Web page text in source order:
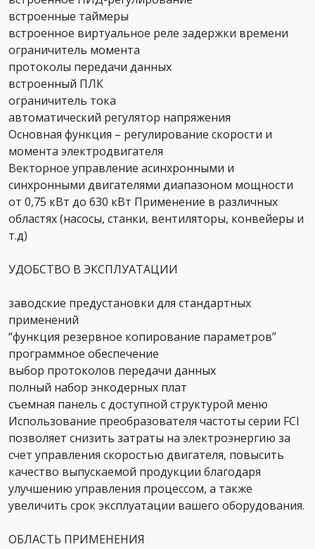
встроенные таймеры
встроенное виртуальное реле задержки времени
ограничитель момента
протоколы передачи данных
встроенный ПЛК
ограничитель тока
автоматический регулятор напряжения
Основная функция – регулирование скорости и
момента электродвигателя
Векторное управление асинхронными и
синхронными двигателями диапазоном мощности
от 0,75 кВт до 630 кВт Применение в различных
областях (насосы, станки, вентиляторы, конвейеры и
т.д)
УДОБСТВО В ЭКСПЛУАТАЦИИ
заводские предустановки для стандартных
применений
“функция резервное копирование параметров”
программное обеспечение
выбор протоколов передачи данных
полный набор энкодерных плат
съемная панель с доступной структурой меню
Использование преобразователя частоты серии FCI
позволяет снизить затраты на электроэнергию за
счет управления скоростью двигателя, повысить
качество выпускаемой продукции благодаря
улучшению управления процессом, а также
увеличить срок эксплуатации вашего оборудования.
ОБЛАСТЬ ПРИМЕНЕНИЯ